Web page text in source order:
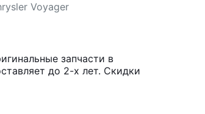
Voyager
запчасти в
до 2-х лет. Скидки